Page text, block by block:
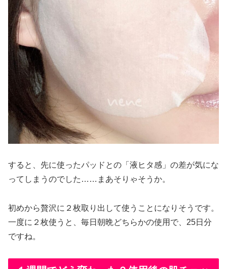
すると、先に使ったパッドとの「液ヒタ感」の差が気にな
ってしまうのでした……まあそりゃそうか。
初めから贅沢に２枚取り出して使うことになりそうです。
一度に２枚使うと、毎日朝晩どちらかの使用で、25日分
ですね。